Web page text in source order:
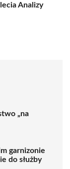
Analizy
„na
garnizonie
do służby